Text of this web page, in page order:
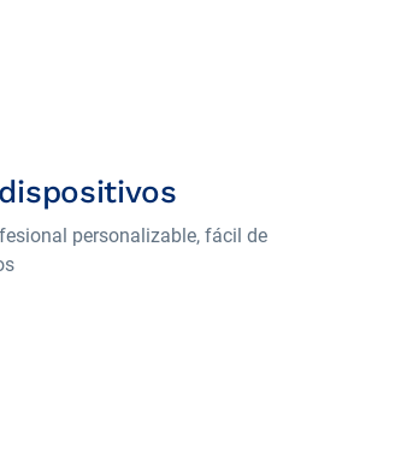
personalizable, fácil de